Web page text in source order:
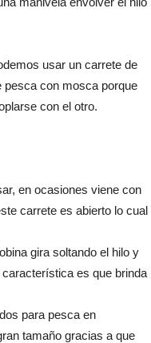
usar un carrete de
pesca con mosca porque
con el otro.
en ocasiones viene con
carrete es abierto lo cual
gira soltando el hilo y
es que brinda
para pesca en
tamaño gracias a que